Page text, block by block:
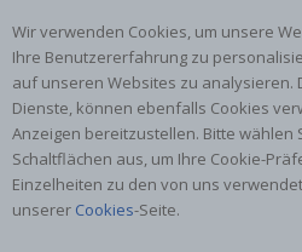
Wir verwenden Cookies, um unsere
Ihre Benutzererfahrung zu
auf unseren Websites zu analysieren.
Dienste, können ebenfalls Cookies
Anzeigen bereitzustellen. Bitte wählen
Schaltflächen aus, um Ihre Cookie-
Einzelheiten zu den von uns
unserer Cookies-Seite.